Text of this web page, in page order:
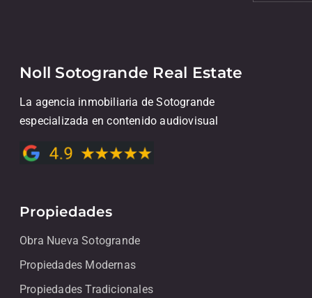
Noll Sotogrande Real Estate
La agencia inmobiliaria de Sotogrande
especializada en contenido audiovisual
Propiedades
Obra Nueva Sotogrande
Propiedades Modernas
Propiedades Tradicionales